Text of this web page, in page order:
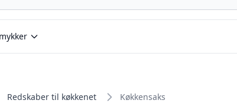
Redskaber til køkkenet Køkkensaks